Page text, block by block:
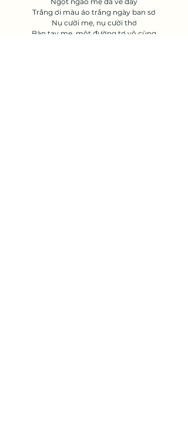
Trắng ơi màu áo trắng ngày ban sơ
Nụ cười mẹ, nụ cười thơ
Bàn tay mẹ, một đường tơ vô cùng